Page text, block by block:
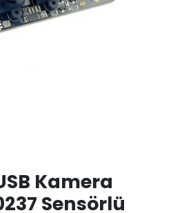
Kamera
Sensörlü